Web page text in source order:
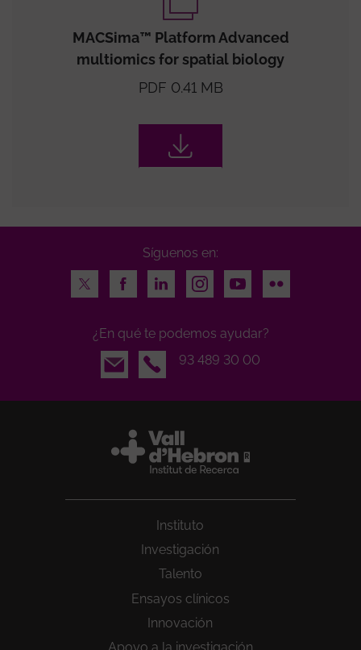
MACSima™ Platform Advanced
multiomics for spatial biology
PDF 0.41 MB
Síguenos en:
Twitter
FacebookLinkedInInstagramYoutubeFlickr
¿En qué te podemos ayudar?
Email
93 489 30 00
Instituto
Investigación
Talento
Ensayos clínicos
Innovación